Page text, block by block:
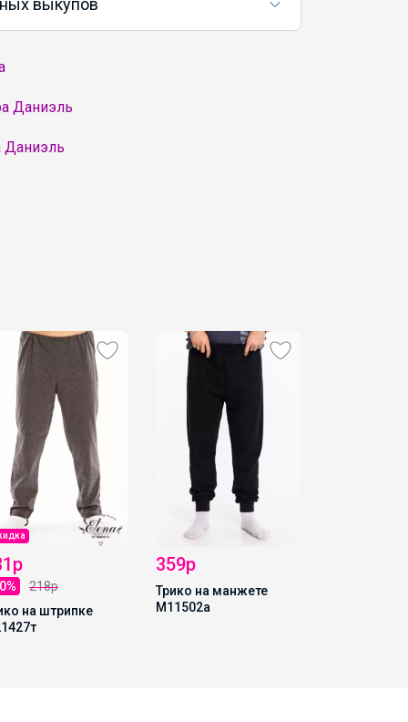
выкупов
Даниэль
Даниэль
218р
на штрипке
359р
Трико на манжете
М11502а